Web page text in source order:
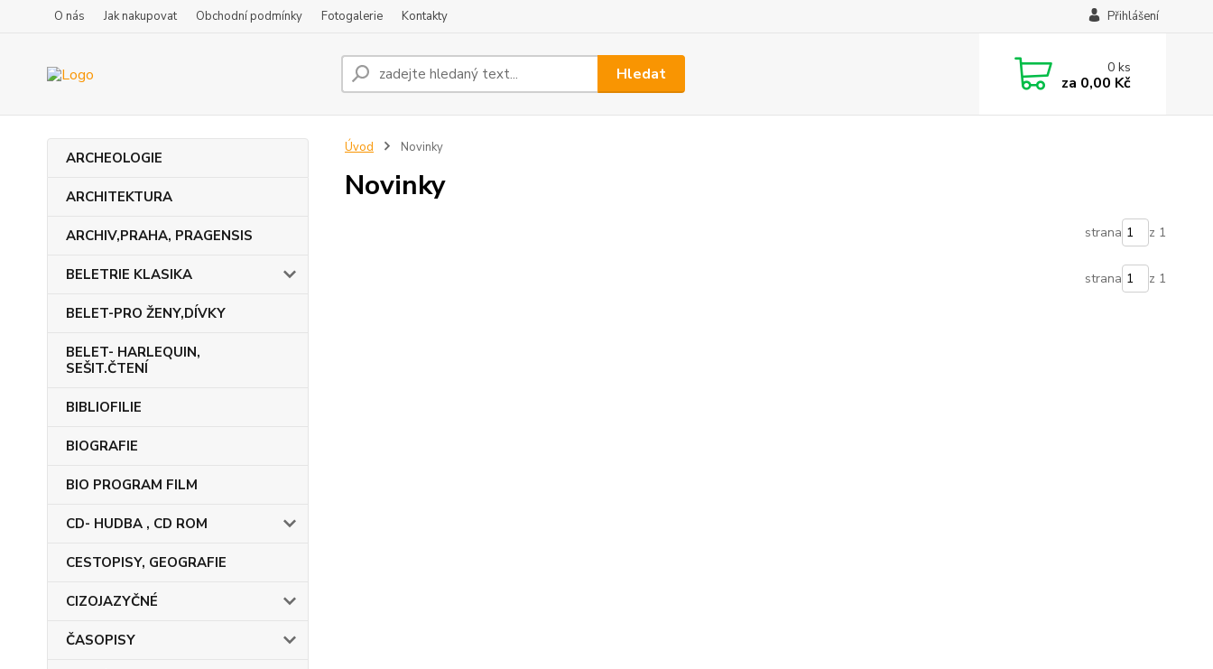
O nás Jak nakupovat Obchodní podmínky Fotogalerie Kontakty Přihlášení
Hledat 0ks
za 0,00 Kč
ARCHEOLOGIE
ARCHITEKTURA
ARCHIV,PRAHA, PRAGENSIS
BELETRIE KLASIKA
BELET-PRO ŽENY,DÍVKY
BELET- HARLEQUIN,
SEŠIT.ČTENÍ
BIBLIOFILIE
BIOGRAFIE
BIO PROGRAM FILM
CD- HUDBA , CD ROM
CESTOPISY, GEOGRAFIE
CIZOJAZYČNÉ
ČASOPISY
Úvod Novinky
Novinky
strana z 1
strana z 1